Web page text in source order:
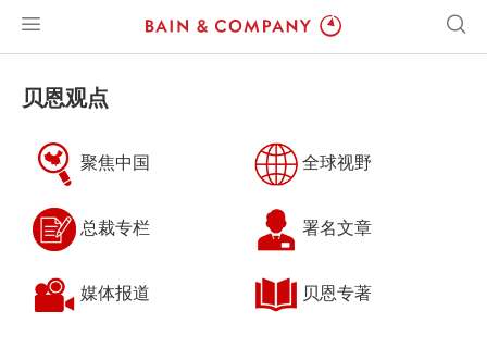
贝恩观点
聚焦中国 全球视野
总裁专栏 署名文章
媒体报道 贝恩专著